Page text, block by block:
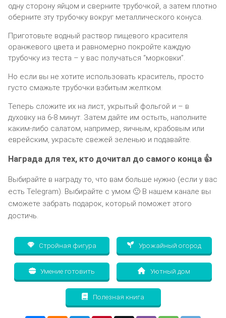
одну сторону яйцом и сверните трубочкой, а затем плотно
оберните эту трубочку вокруг металлического конуса.
Приготовьте водный раствор пищевого красителя
оранжевого цвета и равномерно покройте каждую
трубочку из теста – у вас получаться “морковки”.
Но если вы не хотите использовать краситель, просто
густо смажьте трубочки взбитым желтком.
Теперь сложите их на лист, укрытый фольгой и – в
духовку на 6-8 минут. Затем дайте им остыть, наполните
каким-либо салатом, например, яичным, крабовым или
еврейским, украсьте свежей зеленью и подавайте.
Награда для тех, кто дочитал до самого конца 👍
Выбирайте в награду то, что вам больше нужно (если у вас
есть Telegram). Выбирайте с умом 🙂 В нашем канале вы
сможете забрать подарок, который поможет этого
достичь.
Стройная фигура Урожайный огород
Умение готовить Уютный дом
Полезная книга